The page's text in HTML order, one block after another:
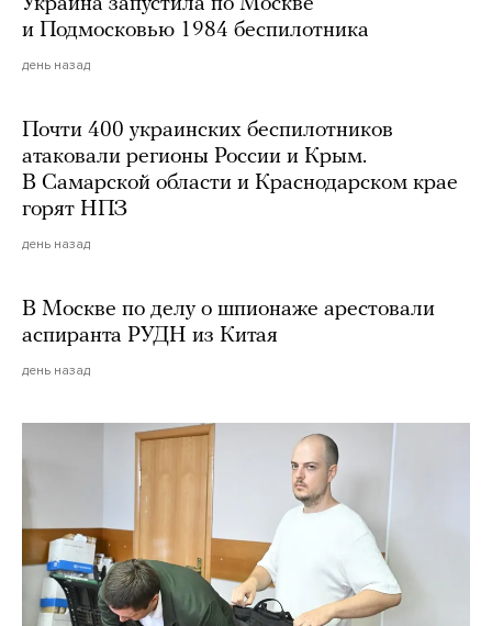
Украина запустила по Москве
и Подмосковью 1984 беспилотника
день назад
Почти 400 украинских беспилотников
атаковали регионы России и Крым.
В Самарской области и Краснодарском крае
горят НПЗ
день назад
В Москве по делу о шпионаже арестовали
аспиранта РУДН из Китая
день назад